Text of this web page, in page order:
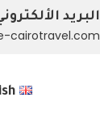
البريد
cairotravel.com